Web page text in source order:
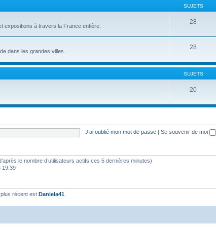
SUJETS
expositions à travers la France entière.
28
dans les grandes villes.
28
SUJETS
20
J’ai oublié mon mot de passe Se souvenir de moi
le nombre d’utilisateurs actifs ces 5 dernières minutes)
19:39
récent est Daniela41